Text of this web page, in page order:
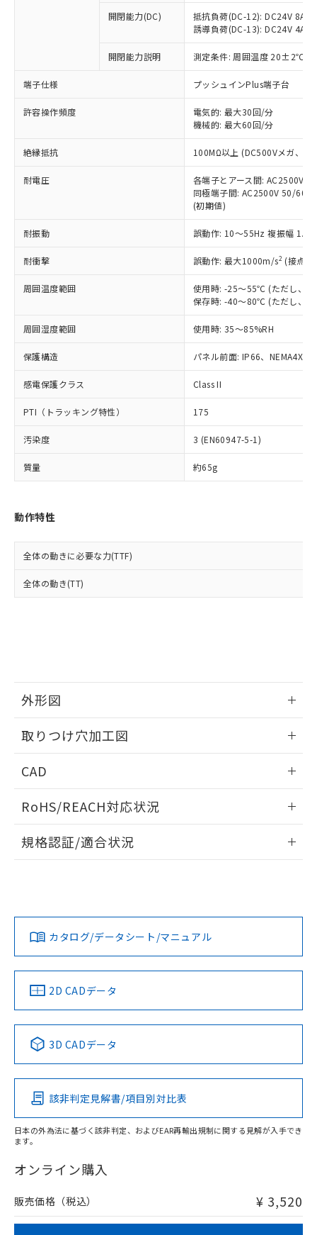
開閉能力(DC)
抵抗負荷(DC-12): DC24V 8A/
誘導負荷(DC-13): DC24V 4A/
開閉能力説明 測定条件: 周囲温度 20±2℃、
端子仕様 プッシュインPlus端子台
許容操作頻度
電気的: 最大30回/分
機械的: 最大60回/分
絶縁抵抗 100MΩ以上 (DC500Vメガ、点
耐電圧
各端子とアース間: AC2500V
同極端子間: AC2500V 50/
(初期値)
耐振動 誤動作: 10～55Hz 複振幅
耐衝撃 誤動作: 最大1000m/s2 (接点
周囲温度範囲
使用時: -25～55℃ (ただし、氷
保存時: -40～80℃ (ただし、氷
周囲湿度範囲 使用時: 35～85%RH
保護構造 パネル前面: IP66、NEMA4X,
感電保護クラス Class II
PTI（トラッキング特性） 175
汚染度 3 (EN60947-5-1)
質量 約65g
動作特性
全体の動きに必要な力(TTF)
全体の動き(TT)
外形図
取りつけ穴加工図
CAD
ドすることができます。
ログイン/会員登録
ダウンロードデータをご利用いただく前に、以下を必ずお読
みください。
ソフトウェアの使用条件
RoHS/REACH対応状況
EU RoHS 注意事項・凡例
対応済み
中国 RoHS 注意事項・凡例
Pb Hg Cd Cr(VI)
O
在庫等で未対応品が混在する可能性があります。
問い合わせください。
規格認証/適合状況
カタログ/データシート/マニュアル
2D CADデータ
3D CADデータ
該非判定見解書/項目別対比表
日本の外為法に基づく該非判定、およびEAR再輸出規制に関する見解が入手でき
ます。
オンライン購入
販売価格（税込） ¥ 3,520
商品の当社在庫状況および標準価格
(税抜)を提供させていただくもので
当社制御機器事業取扱商品の中には、
本サービスの対象外となる商品もある
ことをご了承ください。
在庫状況および標準価格照会結果は、
記載している更新日時点での社内デー
タに基づき作成されるものであり、閲
覧された時点での実際の在庫および標
準価格とは異なる場合があることをご
正式な納期状況および標準価格はお客
様のお取引先、またはお客様担当のオ
ムロン制御機器販売店・当社販売員に
オムロン制御機器販売店や当社販売拠
販売ネットワーク
」をご確認
在庫状況および標準価格結果を当社の
事前の承諾なく第三者に漏洩または開
示しないようお願いします。
マイパーツ機能（部品リスト作成サー
ビス）をご利用いただくには、I-Web
メンバーズにご登録されている必要が
あります。
お客様が当ウェブサイト上で当社にご
登録された部品リストについて、当社
および当社の共同利用者が、当社の製
品・サービスに関するお客様との取
引・商談に必要な範囲で利用すること
非含有の対応状況を調査中または確認中の
非該当品：ライセンス料など無形物で、有
害物質有無と関係のない商品です。
いたものが、含有品と判明した場合などや
むを得ず変更することがあります。
鉛(Pb) 1000ppm以下、 水銀(Hg) 1000ppm以下、 カド
六価クロム(Cr(Ⅵ)) 1000ppm以下、ポリ臭化ビフェニル
類(PBB) 1000ppm以下、ポリ臭化ジフェニルエーテル類
(PBDE) 1000ppm以下、フタル酸ビス(2-エチルヘキシ
ル) (DEHP)(別名：DOP) 1000ppm以下、フタル酸ブチ
ルベンジル（BBP） 1000ppm以下、フタル酸ジブチル
（DBP） 1000ppm以下、フタル酸ジイソブチル
但し、RoHS指令で産業用監視および制御機器に対する
図的な使用がないことを確認しています。
部品在庫の切り替え状況などにより、予定
月が前後することがあります。
※3 非含有証明書ダウンロード
下記の非含有証明書をダウンロードするこ
EU RoHS指令（10物質）の非含有証明書
ものではありません。
また、RoHS指令のフタル酸エステル類４
荷製品に未対応品が混在することから備考
「○」：最大均質材料含有率が中国RoHSの
基準値以下であることを示します。
「×」：最大均質材料含有率が中国RoHSの
基準値を超えていることを示します。
い合わせください。
*中国RoHS10物質の基準値 (GB/T26572)：
Pb(鉛) :1000ppm、 Hg(水銀) : 1000ppm、 Cd(カドミウ
ム) : 100ppm、
Cr(Ⅵ)(六価クロム) : 1000ppm、 PBBs(ポリ臭化ビフェ
ニル類) : 1000ppm、 PBDEs(ポリ臭化ジフェニルエーテ
DBP(フタル酸ジブチル) : 1000ppm、 DIBP(フタル酸ジ
イソブチル) : 1000ppm、 BBP(フタル酸ブチルベンジ
DEHP(フタル酸ビス(2-エチルヘキシル)) : 1000ppm
「ｅ」：有害物質（10物質）のすべてが基
準値以下であることを示します。
「10」：通常の使用状況下において有害物
質が外部に漏えいし、環境に深刻な影響を
及ぼさない年数を意味します。
「－」：未確認です。当社販売部門へお問
当社は、これら貴社製品のうち、外国
為替および外国貿易法に定める商品
（以下｢規制貨物等」という）を輸出
または国外への提供する場合は、日本
国政府の輸出許可(または役務取引許
可)を取得するなどの必要な手続きを
当社は規制貨物を破棄する場合は、完
全に破砕するなど、違法に輸出されな
いよう必要な手段を講じます。
当社は貴社製品を、核兵器、ミサイ
ル、化学兵器、生物兵器またはその他
武器並びにこれらの製造装置等に一切
当社は、貴社製品を第三者に販売する
場合は、上記1、2および3の内容を当
該第三者に通知します。また当社は、
販売先および販売に係わる関係者が違
法に輸出するおそれがある場合は、取
り引きをいたしません。
キャンセル
一定数以上の在庫あり
一定数には満たないが在庫あり
在庫なし(最新の在庫状況につ
いては、お客様のお取引先、ま
たはお客様担当のオムロン制御
機器販売店・当社販売員にご確
受注生産機種、また在庫状況の
情報を公開していない機種